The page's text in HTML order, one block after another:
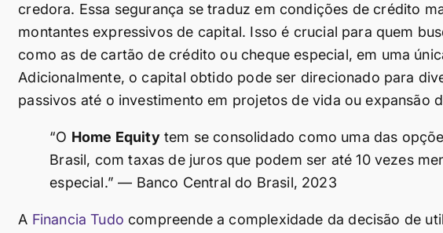
credora. Essa segurança se traduz em condições de crédito
montantes expressivos de capital. Isso é crucial para quem
como as de cartão de crédito ou cheque especial, em uma
Adicionalmente, o capital obtido pode ser direcionado para
passivos até o investimento em projetos de vida ou expansão
“O Home Equitytem se consolidado como uma das
Brasil, com taxas de juros que podem ser até 10 vezes
especial.” — Banco Central do Brasil, 2023
A Financia Tudo compreende a complexidade da decisão de